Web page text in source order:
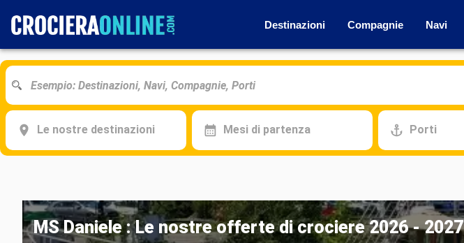
Destinazioni Compagnie Navi
Le nostre destinazioni Mesi di partenza Porti
MS Daniele : Le nostre offerte di crociere 2026 - 2027